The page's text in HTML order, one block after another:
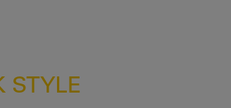
STYLE